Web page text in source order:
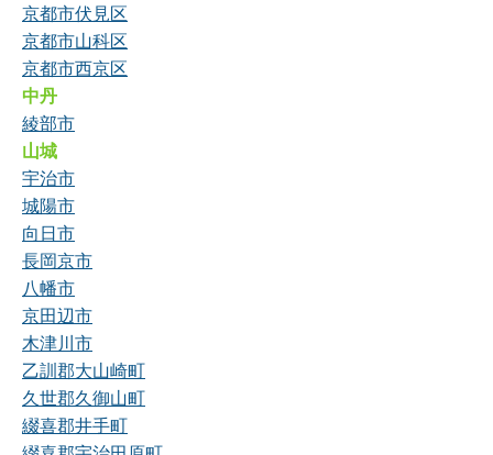
京都市伏見区
京都市山科区
京都市西京区
中丹
綾部市
山城
宇治市
城陽市
向日市
長岡京市
八幡市
京田辺市
木津川市
乙訓郡大山崎町
久世郡久御山町
綴喜郡井手町